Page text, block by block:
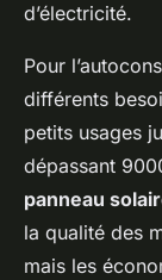
d’électricité.
Pour
différents
petits usages
dépassant
panneau
la qualité des
mais les